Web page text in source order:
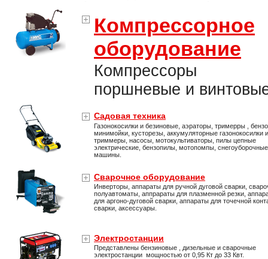
Компрессорное
оборудование
Компрессоры
поршневые и
Садовая техника
Газонокосилки и безиновые, аэраторы, тримерры ,
минимойки, кусторезы, аккумуляторные газонокосилки и
триммеры, насосы, мотокультиваторы, пилы цепные
электрические, бензопилы, мотопомпы, снегоуборочные
машины.
Сварочное оборудование
Инверторы, аппараты для ручной дуговой сварки,
полуавтоматы, аппрараты для плазменной резки,
для аргоно-дуговой сварки, аппараты для точечной
сварки, аксессуары.
Электростанции
Представлены бензиновые , дизельные и сварочные
электростанции мощностью от 0,95 Кт до 33 Квт.